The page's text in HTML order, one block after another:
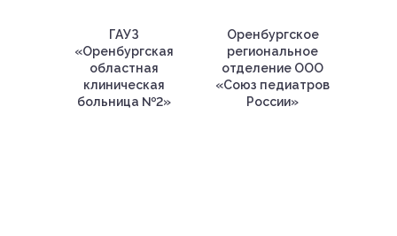
ГАУЗ
«Оренбургская
областная
клиническая
больница №2»
Оренбургское
региональное
отделение ООО
«Союз педиатров
России»